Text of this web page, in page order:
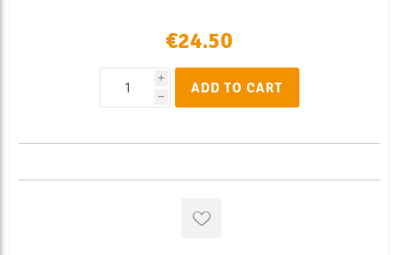
€24.50
i
h
ADD TO CART